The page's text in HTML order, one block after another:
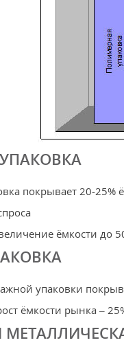
покрывает 20-25%
ёмкости до
упаковки
ёмкости рынка –